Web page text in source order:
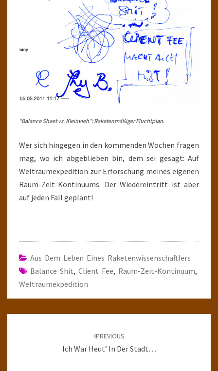
“Balance Sheet vs. Kleinvieh”: Raketenmäßiger Fluchtplan.
Wer sich hingegen in den kommenden Wochen fragen
mag, wo ich abgeblieben bin, dem sei gesagt: Auf
Weltraumexpedition zur Erforschung meines eigenen
Raum-Zeit-Kontinuums. Der Wiedereintritt ist aber
auf jeden Fall geplant!
Aus Dem Leben Eines Raketenwissenschaftlers
Balance Shit, Client Fee, Raum-Zeit-Kontinuum,
Weltraumexpedition
PREVIOUS
Ich War Heut’ In Der Stadt…